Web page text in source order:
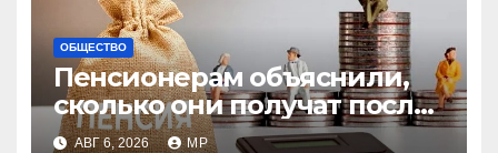
ОБЩЕСТВО
Пенсионерам объяснили,
сколько они получат после
индексации
АВГ 6, 2026 MP